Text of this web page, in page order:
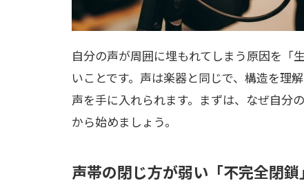
自分の声が周囲に埋もれてしまう原因を「
いことです。声は楽器と同じで、構造を理
声を手に入れられます。まずは、なぜ自分
から始めましょう。
声帯の閉じ方が弱い「不完全閉鎖」